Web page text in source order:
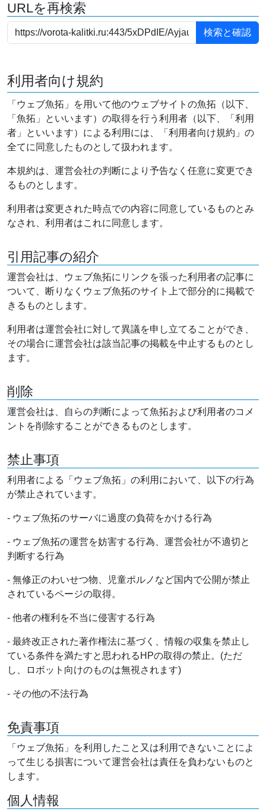
URLを再検索
利用者向け規約
「ウェブ魚拓」を用いて他のウェブサイトの魚拓（以下、
「魚拓」といいます）の取得を行う利用者（以下、「利用
者」といいます）による利用には、「利用者向け規約」の
全てに同意したものとして扱われます。
本規約は、運営会社の判断により予告なく任意に変更でき
るものとします。
利用者は変更された時点での内容に同意しているものとみ
なされ、利用者はこれに同意します。
引用記事の紹介
運営会社は、ウェブ魚拓にリンクを張った利用者の記事に
ついて、断りなくウェブ魚拓のサイト上で部分的に掲載で
きるものとします。
利用者は運営会社に対して異議を申し立てることができ、
その場合に運営会社は該当記事の掲載を中止するものとし
ます。
削除
運営会社は、自らの判断によって魚拓および利用者のコメ
ントを削除することができるものとします。
禁止事項
利用者による「ウェブ魚拓」の利用において、以下の行為
が禁止されています。
- ウェブ魚拓のサーバに過度の負荷をかける行為
- ウェブ魚拓の運営を妨害する行為、運営会社が不適切と
判断する行為
- 無修正のわいせつ物、児童ポルノなど国内で公開が禁止
されているページの取得。
- 他者の権利を不当に侵害する行為
- 最終改正された著作権法に基づく、情報の収集を禁止し
ている条件を満たすと思われるHPの取得の禁止。(ただ
し、ロボット向けのものは無視されます)
- その他の不法行為
免責事項
「ウェブ魚拓」を利用したこと又は利用できないことによ
って生じる損害について運営会社は責任を負わないものと
します。
個人情報